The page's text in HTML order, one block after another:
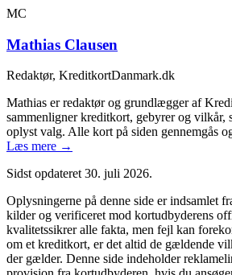
MC
Mathias Clausen
Redaktør, KreditkortDanmark.dk
Mathias er redaktør og grundlægger af
sammenligner kreditkort, gebyrer og vilkår,
oplyst valg. Alle kort på siden gennemgås
Læs mere →
Sidst opdateret30. juli 2026.
Oplysningerne på denne side er indsamlet
kilder og verificeret mod kortudbyderens
kvalitetssikrer alle fakta, men fejl kan
om et kreditkort, er det altid de gældende
der gælder. Denne side indeholder